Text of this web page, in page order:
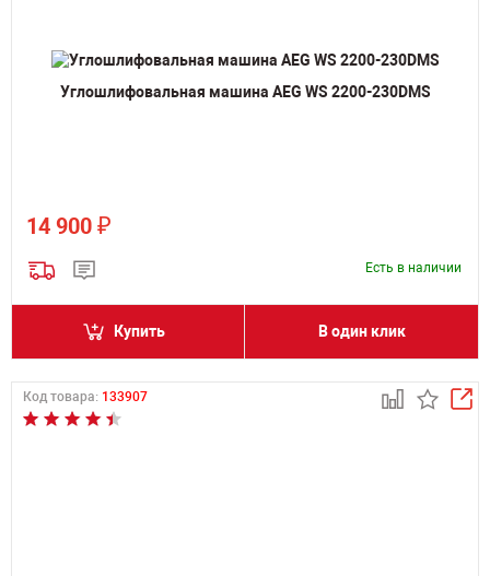
Углошлифовальная машина AEG WS 2200-230DMS
14 900 ₽
Есть в наличии
Купить В один клик
Код товара: 133907